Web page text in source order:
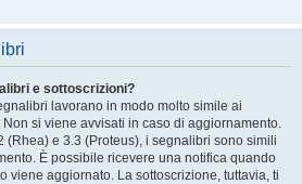
e sottoscrizioni?
lavorano in modo molto simile ai
si viene avvisati in caso di aggiornamento.
(Rhea) e 3.3 (Proteus), i segnalibri sono simili
È possibile ricevere una notifica quando
viene aggiornato. La sottoscrizione, tuttavia, ti